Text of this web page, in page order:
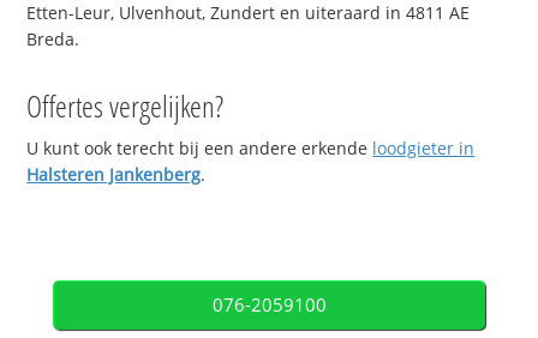
Etten-Leur, Ulvenhout, Zundert en uiteraard in 4811 AE
Breda.
Offertes vergelijken?
U kunt ook terecht bij een andere erkende loodgieter in
Halsteren Jankenberg.
076-2059100